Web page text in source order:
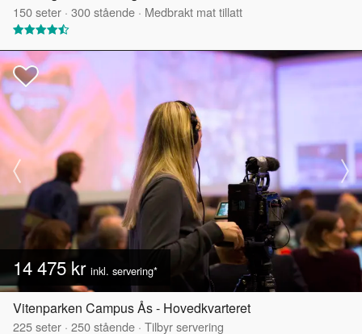
150seter · 300stående · Medbrakt mat tillatt
14 475 kr inkl. servering*
Vitenparken Campus Ås - Hovedkvarteret
225seter · 250stående · Tilbyr servering